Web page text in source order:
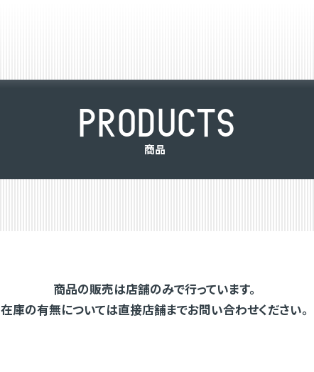
PRODUCTS
商品
商品の販売は店舗のみで行っています。
在庫の有無については直接店舗までお問い合わせください。